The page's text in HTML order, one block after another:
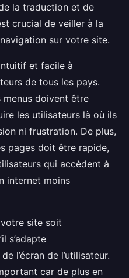
la traduction et de
crucial de veiller à la
sur votre site.
et facile à
de tous les pays.
menus doivent être
les utilisateurs là où ils
ni frustration. De plus,
pages doit être rapide,
qui accèdent à
internet moins
site soit
s’adapte
l’écran de l’utilisateur.
car de plus en